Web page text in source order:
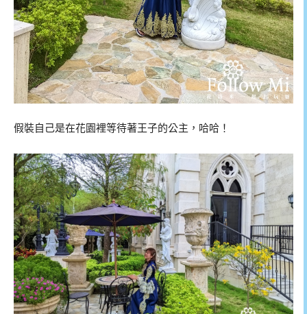
假裝自己是在花園裡等待著王子的公主，哈哈！